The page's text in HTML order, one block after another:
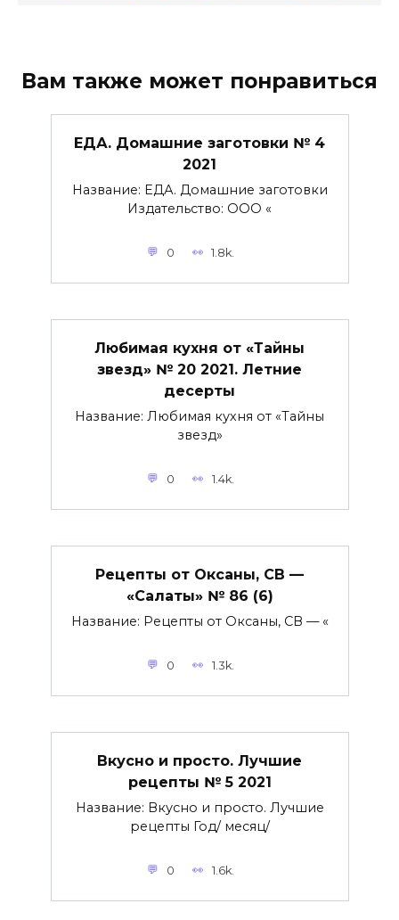
Вам также может понравиться
ЕДА. Домашние заготовки № 4
2021
Название: ЕДА. Домашние заготовки
Издательство: ООО «
0 1.8k.
Любимая кухня от «Тайны
звезд» № 20 2021. Летние
десерты
Название: Любимая кухня от «Тайны
звезд»
0 1.4k.
Рецепты от Оксаны, CВ —
«Салаты» № 86 (6)
Название: Рецепты от Оксаны, CВ — «
0 1.3k.
Вкусно и просто. Лучшие
рецепты № 5 2021
Название: Вкусно и просто. Лучшие
рецепты Год/ месяц/
0 1.6k.